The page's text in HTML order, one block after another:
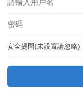
安全提問(未設置請忽略)